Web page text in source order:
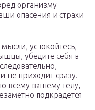
организму
опасения и страхи
успокойтесь,
убедите себя в
не приходит сразу.
всему вашему телу,
подкрадется